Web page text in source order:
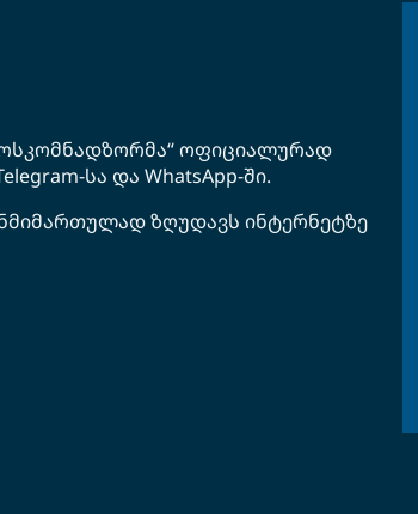
ოფიციალურად
სა და WhatsApp-ში.
ზღუდავს ინტერნეტზე